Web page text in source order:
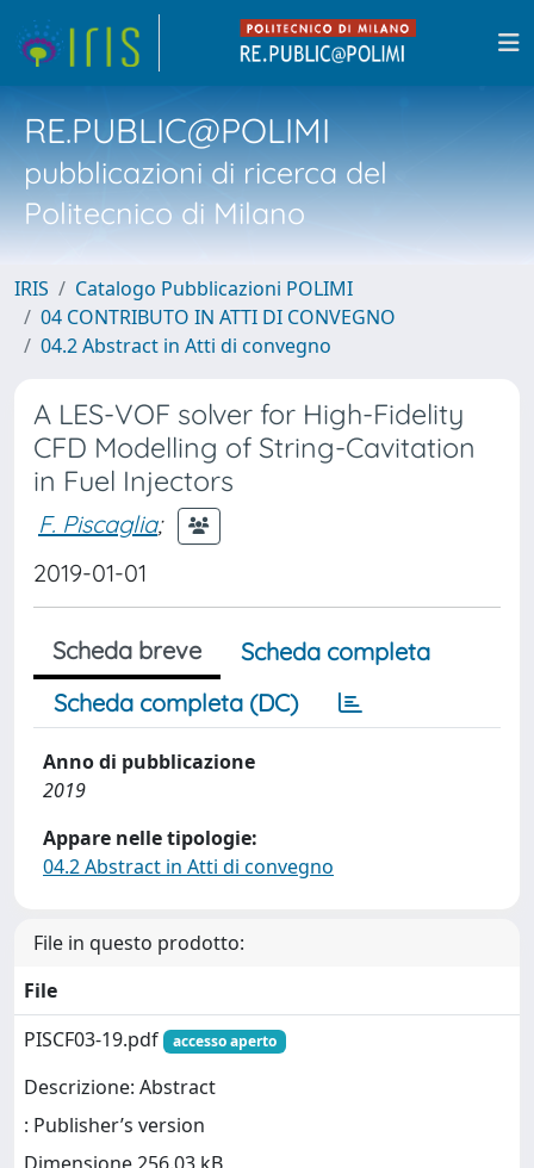
RE.PUBLIC@POLIMI
pubblicazioni di ricerca del
Politecnico di Milano
IRIS
Catalogo Pubblicazioni POLIMI
04 CONTRIBUTO IN ATTI DI CONVEGNO
04.2 Abstract in Atti di convegno
A LES-VOF solver for High-Fidelity
CFD Modelling of String-Cavitation
in Fuel Injectors
F. Piscaglia;
2019-01-01
Scheda breve
Scheda completa
Scheda completa (DC)
Anno di pubblicazione
2019
Appare nelle tipologie:
04.2 Abstract in Atti di convegno
File in questo prodotto:
File
PISCF03-19.pdf
accesso aperto
Descrizione: Abstract
: Publisher’s version